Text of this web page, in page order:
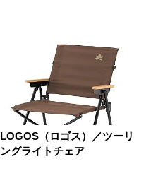
LOGOS（ロゴス）／ツーリ
ングライトチェア